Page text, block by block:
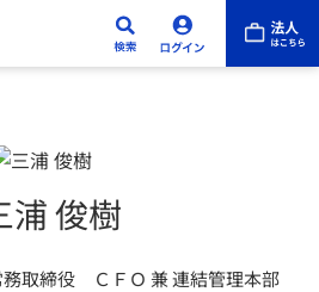
浦 俊樹
務取締役 ＣＦＯ 兼 連結管理本部